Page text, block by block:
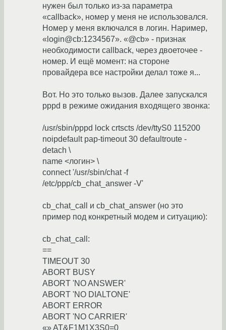
нужен был только из-за параметра
«callback», номер у меня не использовался.
Номер у меня включался в логин. Наример,
«login@cb:1234567». «@cb» - признак
необходимости callback, через двоеточее -
номер. И ещё момент: на стороне
провайдера все настройки делал тоже я...
Вот. Но это только вызов. Далее запускался
pppd в режиме ожидания входящего звонка:
/usr/sbin/pppd lock crtscts /dev/ttyS0 115200
noipdefault pap-timeout 30 defaultroute -
detach \
name <логин> \
connect '/usr/sbin/chat -f
/etc/ppp/cb_chat_answer -V'
cb_chat_call и cb_chat_answer (но это
пример под конкретный модем и ситуацию):
cb_chat_call:
==
TIMEOUT 30
ABORT BUSY
ABORT 'NO ANSWER'
ABORT 'NO DIALTONE'
ABORT ERROR
ABORT 'NO CARRIER'
«» AT&F1M1X3S0=0